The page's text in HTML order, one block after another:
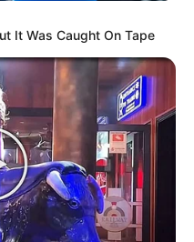
It Was Caught On Tape